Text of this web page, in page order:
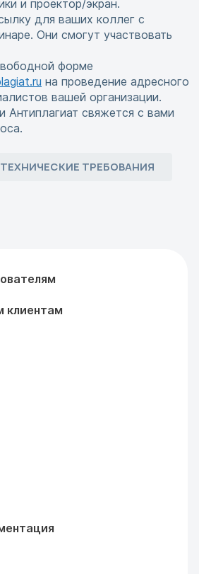
и проектор/экран.
для ваших коллег с
Они смогут участвовать
форме
на проведение адресного
вашей организации.
Антиплагиат свяжется с вами
ТРЕБОВАНИЯ
клиентам